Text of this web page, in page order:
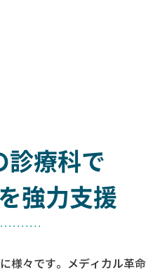
診療科で
強力支援
様々です。メディカル革命